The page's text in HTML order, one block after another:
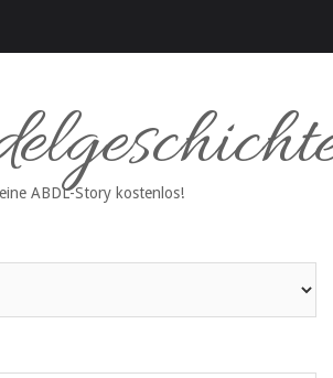
ABDL-Story kostenlos!